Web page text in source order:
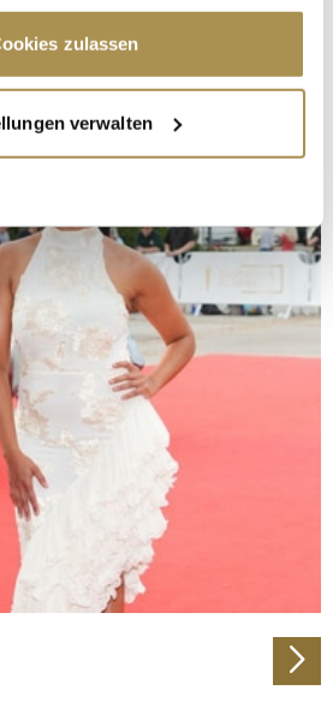
durch Klicken auf das Privacy
oder widerrufen
über Ihre geografische Lage
auf einige Meter genau sein
(Fingerprinting) identifizieren
wie Ihre persönlichen Daten
legen Sie Ihre Präferenzen im
fest.
um Inhalte und Anzeigen zu
für soziale Medien anbieten
auf unsere Website zu
geben wir Informationen zu Ihrer
an unsere Partner für
und Analysen weiter. Unsere
möglicherweise mit
die Sie ihnen bereitgestellt
zulassen
verwalten